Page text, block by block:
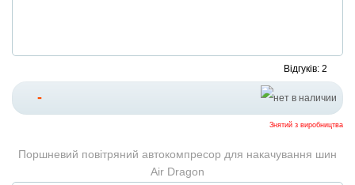
Відгуків: 2
-
Знятий з виробництва
Поршневий повітряний автокомпресор для накачування шин
Air Dragon